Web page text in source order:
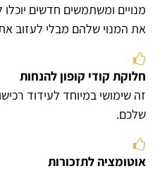
מנויים ומשתמשים חדשים
את המנוי שלהם מבלי לעזוב
חלוקת קודי קופון להנחות
זה שימושי במיוחד לעידוד
שלכם.
אוטומציה לתזכורות